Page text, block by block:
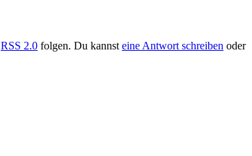
RSS 2.0 folgen. Du kannst eine Antwort schreiben oder